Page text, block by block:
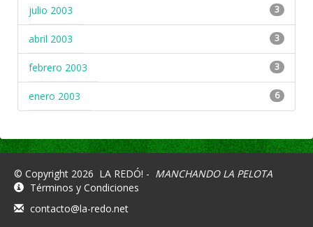
julio 2003 3
abril 2003 3
febrero 2003 3
enero 2003 6
© Copyright 2026 LA REDÓ! - MANCHANDO LA PELOTA
Términos y Condiciones
contacto@la-redo.net